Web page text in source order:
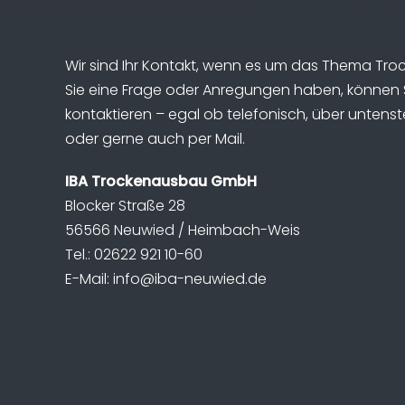
Wir sind Ihr Kontakt, wenn es um das Thema
Sie eine Frage oder Anregungen haben, können
kontaktieren – egal ob telefonisch, über
oder gerne auch per Mail.
IBA Trockenausbau GmbH
Blocker Straße 28
56566 Neuwied / Heimbach-Weis
Tel.: 02622 921 10-60
E-Mail: info@iba-neuwied.de